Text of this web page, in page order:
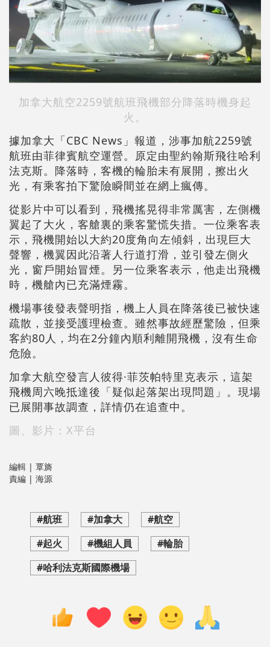
加拿大航空2259號航班飛機部分降落時機身起
火。
據加拿大「CBC News」報道，涉事加航2259號
航班由菲律賓航空運營。原定由聖約翰斯飛往哈利
法克斯。降落時，客機的輪胎未有展開，擦出火
光，有乘客拍下驚險瞬間並在網上瘋傳。
從影片中可以看到，飛機搖晃得非常厲害，左側機
翼起了大火，客艙裏的乘客驚慌失措。一位乘客表
示，飛機開始以大約20度角向左傾斜，出現巨大
聲響，機翼因此沿著人行道打滑，並引發左側火
光，窗戶開始冒煙。另一位乘客表示，他走出飛機
時，機艙內已充滿煙霧。
機場事後發表聲明指，機上人員在降落後已被快速
疏散，並接受護理檢查。雖然事故經歷驚險，但乘
客約80人，均在2分鐘內順利離開飛機，沒有生命
危險。
加拿大航空發言人彼得·菲茨帕特里克表示，這架
飛機周六晚抵達後「疑似起落架出現問題」。現場
已展開事故調查，詳情仍在追查中。
圖、影片：X平台
編輯 | 覃旖
責編 | 海源
#航班 #加拿大
#航空
#起火
#機組人員
#輪胎
#哈利法克斯國際機場